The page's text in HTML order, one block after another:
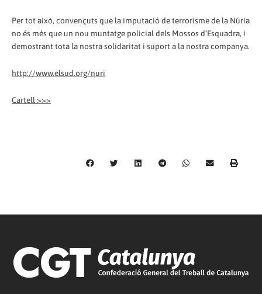
Per tot això, convençuts que la imputació de terrorisme de la Núria
no és més que un nou muntatge policial dels Mossos d’Esquadra, i
demostrant tota la nostra solidaritat i suport a la nostra companya.
http://www.elsud.org/nuri
Cartell >>>